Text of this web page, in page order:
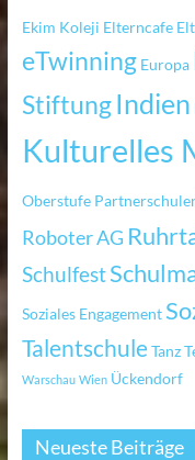
Ekim Koleji Elterncafe
eTwinning Europa
StiftungIndien
Kulturelles
Oberstufe
Roboter AG
Schulfest
Soziales Engagement
TalentschuleTanz
Warschau Wien Ückendorf
Neueste Beiträge